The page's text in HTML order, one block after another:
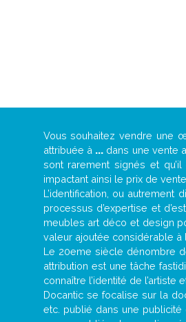
Vous souhaitez vendre une
attribuée à ... dans une vente
sont rarement signés et
impactant ainsi le prix de vente.
L’identification, ou
processus d’expertise et
meubles art déco et design
valeur ajoutée considérable à
Le 20eme siècle dénombre
attribution est une tâche
connaître l’identité de
Docantic se focalise sur la
etc. publié dans une